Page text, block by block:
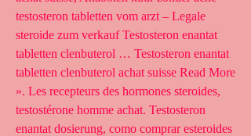
testosteron tabletten vom arzt – Legale
steroide zum verkauf Testosteron enantat
tabletten clenbuterol … Testosteron enantat
tabletten clenbuterol achat suisse Read More
». Les recepteurs des hormones steroides,
testostérone homme achat. Testosteron
enantat dosierung, como comprar esteroides